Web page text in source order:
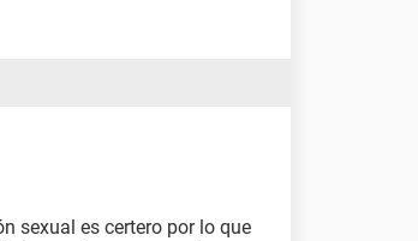
sexual es certero por lo que